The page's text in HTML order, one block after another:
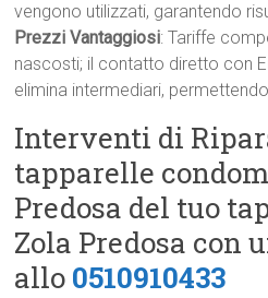
vengono utilizzati, garantendo
Prezzi Vantaggiosi: Tariffe
nascosti; il contatto diretto con
elimina intermediari,
Interventi di
tapparelle
Predosa del tuo
Zola Predosa con
allo 0510910433